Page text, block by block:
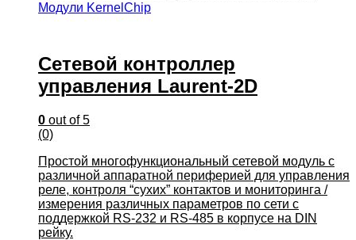
Модули KernelChip
Сетевой контроллер
управления Laurent-2D
0 out of 5
(0)
Простой многофункциональный сетевой модуль с
различной аппаратной периферией для управления
реле, контроля “сухих” контактов и мониторинга /
измерения различных параметров по сети с
поддержкой RS-232 и RS-485 в корпусе на DIN
рейку.